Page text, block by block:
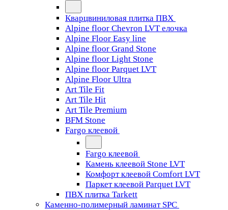
Кварцвиниловая плитка ПВХ
Alpine floor Chevron LVT елочка
Alpine Floor Easy line
Alpine floor Grand Stone
Alpine floor Light Stone
Alpine floor Parquet LVT
Alpine Floor Ultra
Art Tile Fit
Art Tile Hit
Art Tile Premium
BFM Stone
Fargo клеевой
Fargo клеевой
Камень клеевой Stone LVT
Комфорт клеевой Comfort LVT
Паркет клеевой Parquet LVT
ПВХ плитка Tarkett
Каменно-полимерный ламинат SPC